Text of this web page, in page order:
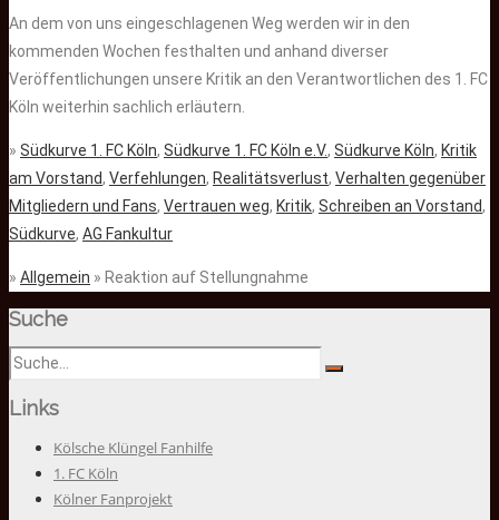
An dem von uns eingeschlagenen Weg werden wir in den
kommenden Wochen festhalten und anhand diverser
Veröffentlichungen unsere Kritik an den Verantwortlichen des 1. FC
Köln weiterhin sachlich erläutern.
» Südkurve 1. FC Köln, Südkurve 1. FC Köln e.V., Südkurve Köln, Kritik
am Vorstand, Verfehlungen, Realitätsverlust, Verhalten gegenüber
Mitgliedern und Fans, Vertrauen weg, Kritik, Schreiben an Vorstand,
Südkurve, AG Fankultur
» Allgemein » Reaktion auf Stellungnahme
Suche
Links
Kölsche Klüngel Fanhilfe
1. FC Köln
Kölner Fanprojekt